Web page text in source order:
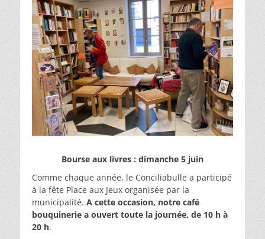
Bourse aux livres : dimanche 5 juin
Comme chaque année, le Conciliabulle a participé
à la fête Place aux Jeux organisée par la
municipalité. A cette occasion, notre café
bouquinerie a ouvert toute la journée, de 10 h à
20 h.